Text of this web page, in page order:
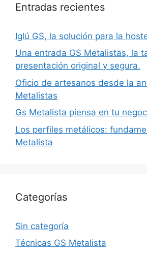
Entradas recientes
Iglú GS, la solución para la
Una entrada GS Metalistas, la
presentación original y segura.
Oficio de artesanos desde la
Metalistas
Gs Metalista piensa en tu
Los perfiles metálicos:
Metalista
Categorías
Sin categoría
Técnicas GS Metalista